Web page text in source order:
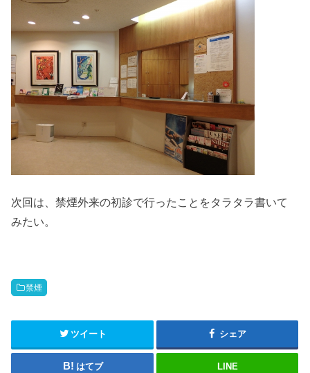
次回は、禁煙外来の初診で行ったことをタラタラ書いて
みたい。
禁煙
ツイート シェア
はてブ LINE